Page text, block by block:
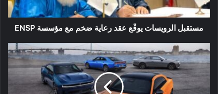
مؤسسة
ENSP
مستقبل الرويسات يوقّع عقد رعاية ضخم مع مؤسسة ENSP
دودج
تفكر
في
إعادة
محركات